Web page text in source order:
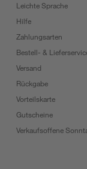
Leichte Sprache
Hilfe
Zahlungsarten
Bestell- &
Versand
Rückgabe
Vorteilskarte
Gutscheine
Verkaufsoffene